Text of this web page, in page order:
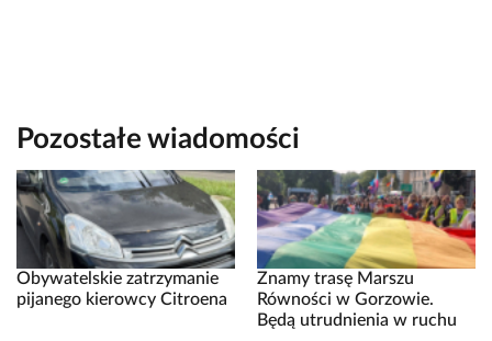
Pozostałe wiadomości
Obywatelskie zatrzymanie
pijanego kierowcy Citroena
Znamy trasę Marszu
Równości w Gorzowie.
Będą utrudnienia w ruchu